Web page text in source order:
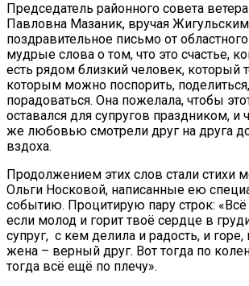
Председатель районного совета
Павловна Мазаник, вручая
поздравительное письмо от
мудрые слова о том, что это счастье,
есть рядом близкий человек, который
которым можно поспорить,
порадоваться. Она пожелала, чтобы
оставался для супругов праздником, и
же любовью смотрели друг на друга
вздоха.
Продолжением этих слов стали стихи
Ольги Носковой, написанные ею
событию. Процитирую пару строк:
если молод и горит твоё сердце в
супруг, с кем делила и радость, и
жена – верный друг. Вот тогда по
тогда всё ещё по плечу».